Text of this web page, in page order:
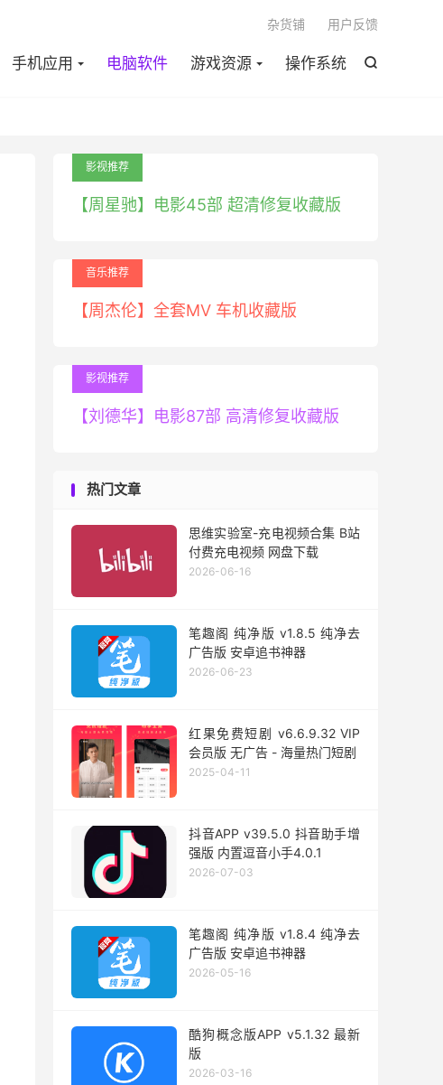

手机应用 电脑软件 游戏资源 操作系统
杂货铺 用户反馈
影视推荐
【周星驰】电影45部 超清修复收藏版
音乐推荐
【周杰伦】全套MV 车机收藏版
影视推荐
【刘德华】电影87部 高清修复收藏版
热门文章
思维实验室-充电视频合集 B站
付费充电视频 网盘下载
2026-06-16
笔趣阁 纯净版 v1.8.5 纯净去
广告版 安卓追书神器
2026-06-23
红果免费短剧 v6.6.9.32 VIP
会员版 无广告 - 海量热门短剧
2025-04-11
抖音APP v39.5.0 抖音助手增
强版 内置逗音小手4.0.1
2026-07-03
笔趣阁 纯净版 v1.8.4 纯净去
广告版 安卓追书神器
2026-05-16
酷狗概念版APP v5.1.32 最新
版
2026-03-16